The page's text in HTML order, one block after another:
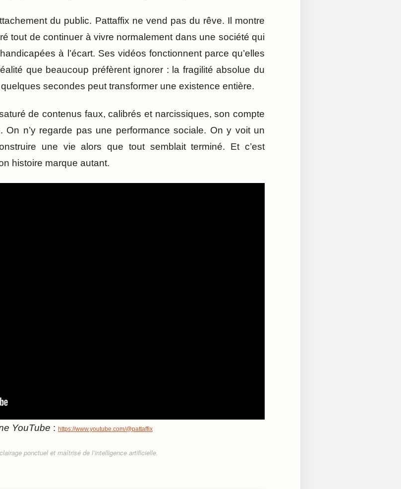
du public. Pattaffix ne vend pas du rêve. Il montre
tout de continuer à vivre normalement dans une société qui
à l’écart. Ses vidéos fonctionnent parce qu’elles
que beaucoup préfèrent ignorer : la fragilité absolue du
secondes peut transformer une existence entière.
de contenus faux, calibrés et narcissiques, son compte
On n’y regarde pas une performance sociale. On y voit un
une vie alors que tout semblait terminé. Et c’est
histoire marque autant.
YouTube : https://www.youtube.com/@pattaffix
ponctuel et maîtrisé de l’intelligence artificielle.